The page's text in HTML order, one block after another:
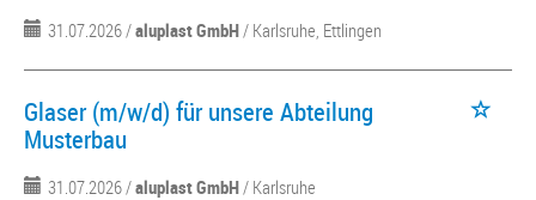
31.07.2026 /aluplast GmbH/ Karlsruhe, Ettlingen
Glaser (m/w/d) für unsere Abteilung
Musterbau
31.07.2026 /aluplast GmbH/ Karlsruhe